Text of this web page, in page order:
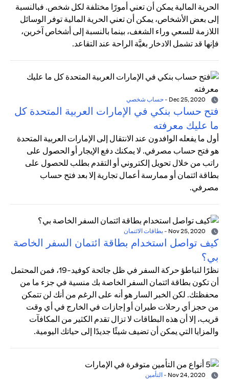
الحرية المالية يمكن أن تعني أمورًا مختلفة لكل شخص. فبالنسبة
إلى بعض الأشخاص، يمكن أن تعني الحرية المالية توفر الوسائل
اللازمة للسعي وراء الشغف، بينما بالنسبة إلى أشخاص آخرين،
فإنها قد تشمل الادخار بغيَّة الراحة عند التقاعد.
- حساب شخصي
فتح حساب بنكي في الإمارات العربية المتحدة كل
ما عليك معرفته
أول ما يفعله الوافدون عند الانتقال إلى الإمارات العربية المتحدة
هو فتح حساب مصرفي. لا يمكنك دفع الإيجار أو الحصول على
راتب من خلال تحويل إلكتروني أو التقدم بطلب للحصول على
بطاقة ائتمان أو ممارسة أعمال تجارية إلا بعد فتح حساب
مصرفي.
- بطاقات الائتمان
كيف تواصل استخدام بطاقة ائتمان السفر الخاصة
بي؟
نظرًا لتباطؤ حركة السفر في ظل جائحة كوفيد-19، فمن المحتمل
أن تكون بطاقة ائتمان السفر الخاصة بك منسية في جزء ما من
محفظتك. لكن الخبر السار هو أنه على الرغم من أنك لن تتمكن
من حجز أي رحلات طيران أو إجازات في الخارج في أي وقت
قريب، إلا أن هذه البطاقات لا تزال تقدم الكثير من المكافآت
والمزايا التي يمكن أن تضيف شيئًا جديدًا إلى حياتك اليومية.
- التأمين